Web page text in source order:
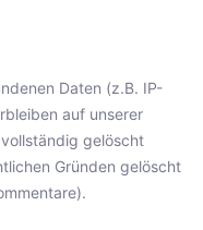
Daten (z.B. IP-
auf unserer
gelöscht
Gründen gelöscht